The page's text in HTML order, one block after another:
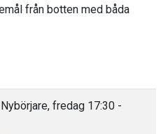
från botten med båda
fredag 17:30 -